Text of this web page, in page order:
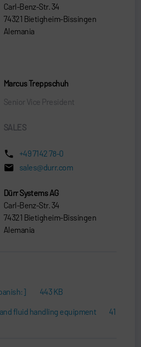
Carl-Benz-Str. 34
74321 Bietigheim-Bissingen
Alemania
Marcus Treppschuh
Senior Vice President
SALES
+49 7142 78-0
sales@durr.com
Dürr Systems AG
Carl-Benz-Str. 34
74321 Bietigheim-Bissingen
Alemania
443 KB
and fluid handling equipment
41